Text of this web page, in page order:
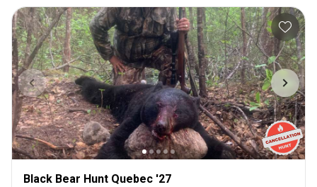
Black Bear Hunt Quebec '27